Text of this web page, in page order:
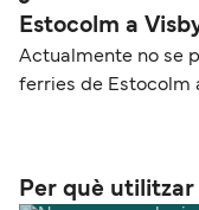
Estocolm a
Actualmente no se
ferries de Estocolm
Per què